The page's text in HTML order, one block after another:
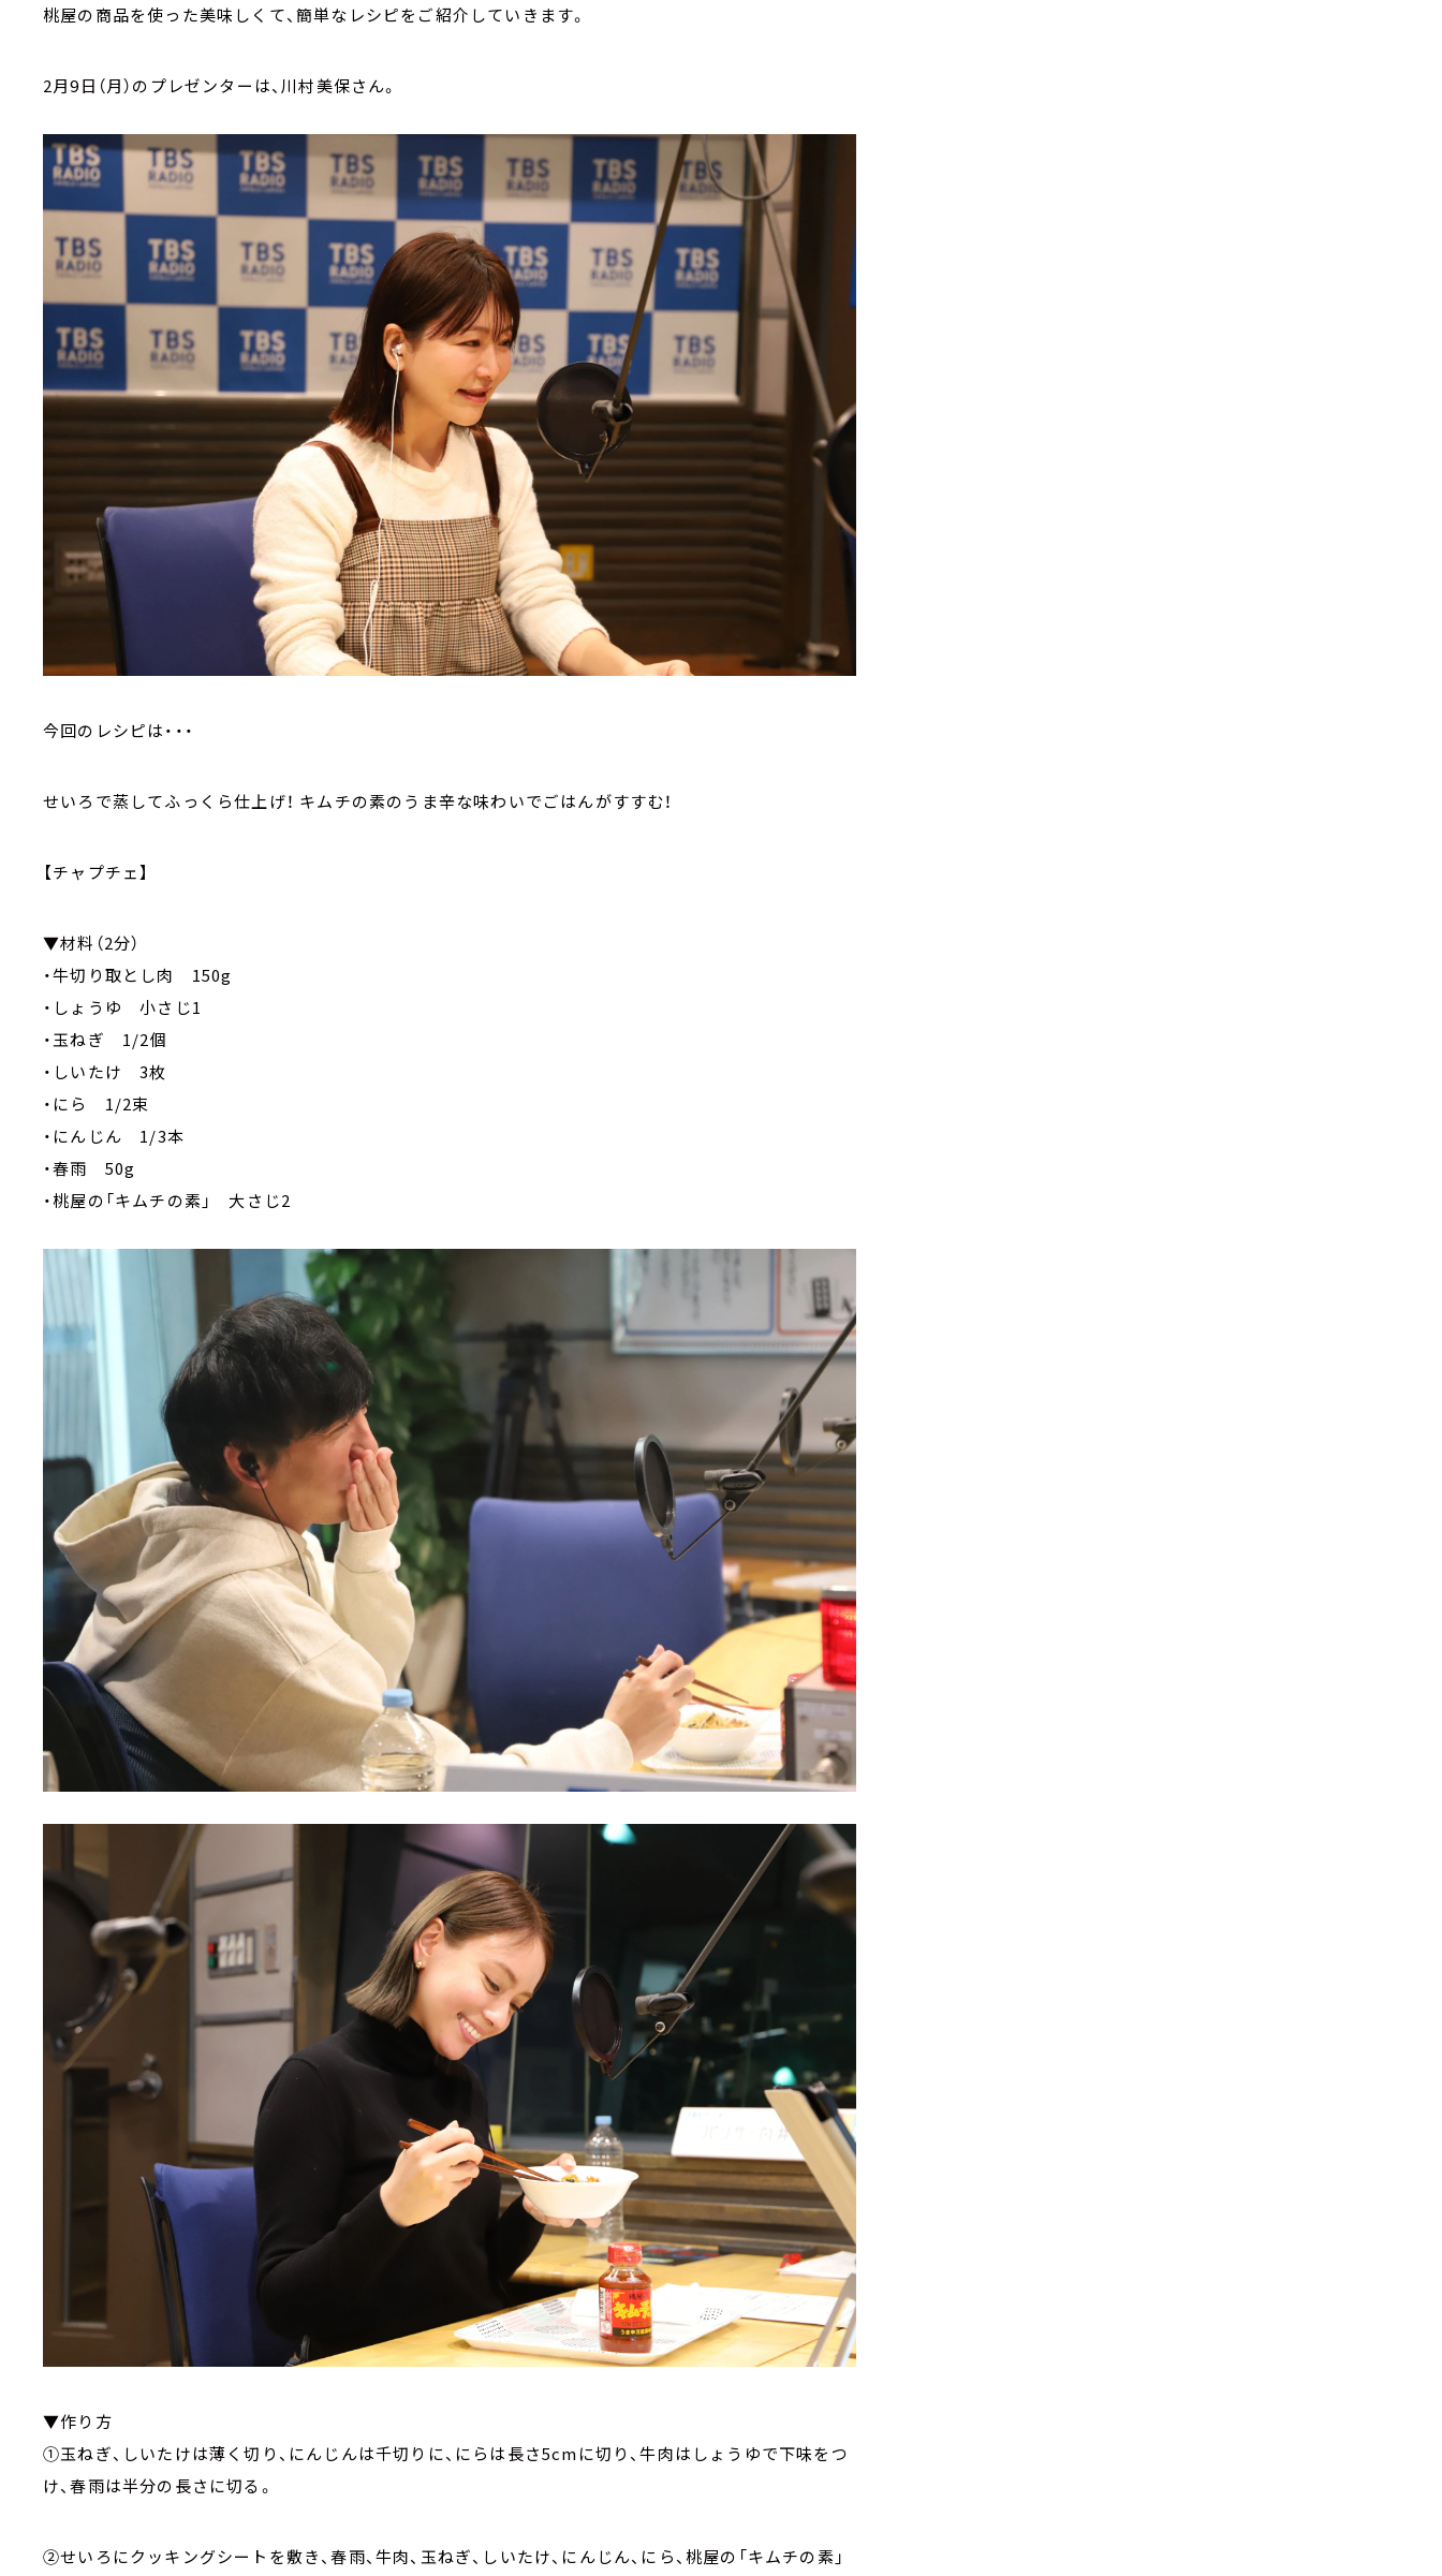
桃屋の商品を使った美味しくて、簡単なレシピをご紹介していきます。
2月9日（月）のプレゼンターは、川村美保さん。
今回のレシピは・・・
せいろで蒸してふっくら仕上げ！ キムチの素のうま辛な味わいでごはんがすすむ！
【チャプチェ】
▼材料（2分）
・牛切り取とし肉 150g
・しょうゆ 小さじ1
・玉ねぎ 1/2個
・しいたけ 3枚
・にら 1/2束
・にんじん 1/3本
・春雨 50g
・桃屋の「キムチの素」 大さじ2
▼作り方
①玉ねぎ、しいたけは薄く切り、にんじんは千切りに、にらは長さ5cmに切り、牛肉はしょうゆで下味をつ
け、春雨は半分の長さに切る。
②せいろにクッキングシートを敷き、春雨、牛肉、玉ねぎ、しいたけ、にんじん、にら、桃屋の「キムチの素」